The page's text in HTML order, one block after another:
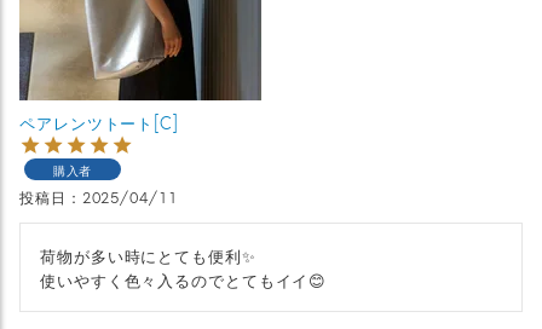
ペアレンツトート[C]
購入者
投稿日 2025/04/11
荷物が多い時にとても便利✨
使いやすく色々入るのでとてもイイ😊